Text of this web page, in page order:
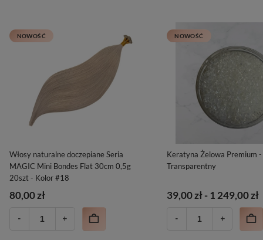
NOWOŚĆ
Włosy naturalne doczepiane Seria
MAGIC Mini Bondes Flat 30cm 0,5g
20szt - Kolor #18
80,00 zł
NOWOŚĆ
Keratyna Żelowa Premium
Transparentny
39,00 zł-1 249,00 zł